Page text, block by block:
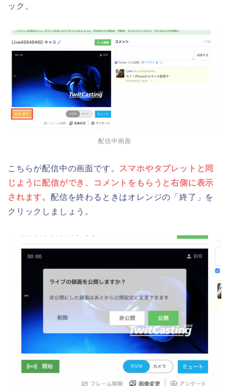
ック。
配信中画面
こちらが配信中の画面です。 スマホやタブレットと同
じように配信ができ、コメントをもらうと右側に表示
されます。 配信を終わるときはオレンジの「終了」を
クリックしましょう。